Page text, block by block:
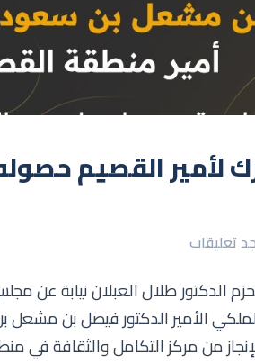
لأمير القصيم
تعليقات
الدكتور طلال العبلان نيابة عن
الأمير الدكتور فيصل بن
من مركز التكامل والثقافة في